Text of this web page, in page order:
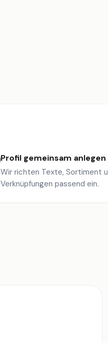
Profil gemeinsam anlegen
Wir richten Texte, Sortiment
Verknüpfungen passend ein.